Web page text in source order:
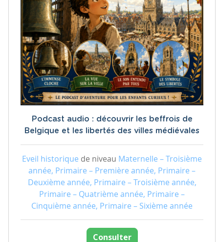
Podcast audio : découvrir les beffrois de
Belgique et les libertés des villes médiévales
Eveil historique de niveau Maternelle – Troisième
année, Primaire – Première année, Primaire –
Deuxième année, Primaire – Troisième année,
Primaire – Quatrième année, Primaire –
Cinquième année, Primaire – Sixième année
Consulter